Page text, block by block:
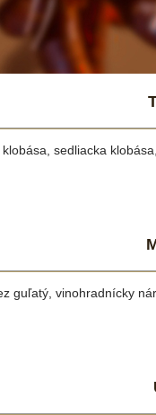
sedliacka
guľatý, vinohradnícky